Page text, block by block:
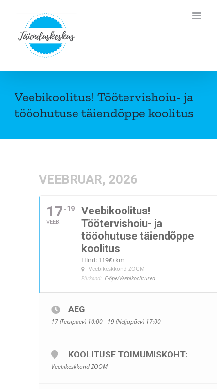
content
Veebikoolitus! Töötervishoiu- ja
tööohutuse täiendõppe koolitus
VEEBRUAR, 2026
17
VEEB.
19
Veebikoolitus!
Töötervishoiu- ja
tööohutuse täiendõppe
koolitus
Hind: 119€+km
Veebikeskkond ZOOM
Piirkond: E-õpe/Veebikoolitused
AEG
17 (Teisipäev) 10:00 - 19 (Neljapäev) 17:00
KOOLITUSE TOIMUMISKOHT:
Veebikeskkond ZOOM